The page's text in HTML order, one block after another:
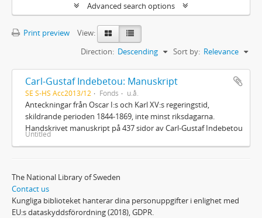
Advanced search options
Print preview
View:
Sort by: Relevance
Direction: Descending
Carl-Gustaf Indebetou: Manuskript
SE S-HS Acc2013/12 Fonds u.å.
Anteckningar från Oscar I:s och Karl XV:s regeringstid,
skildrande perioden 1844-1869, inte minst riksdagarna.
Handskrivet manuskript på 437 sidor av Carl-Gustaf Indebetou
Untitled
The National Library of Sweden
Contact us
Kungliga biblioteket hanterar dina personuppgifter i enlighet med
EU:s dataskyddsförordning (2018), GDPR.